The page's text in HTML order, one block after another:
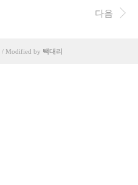
다음
/ Modified by 택대리